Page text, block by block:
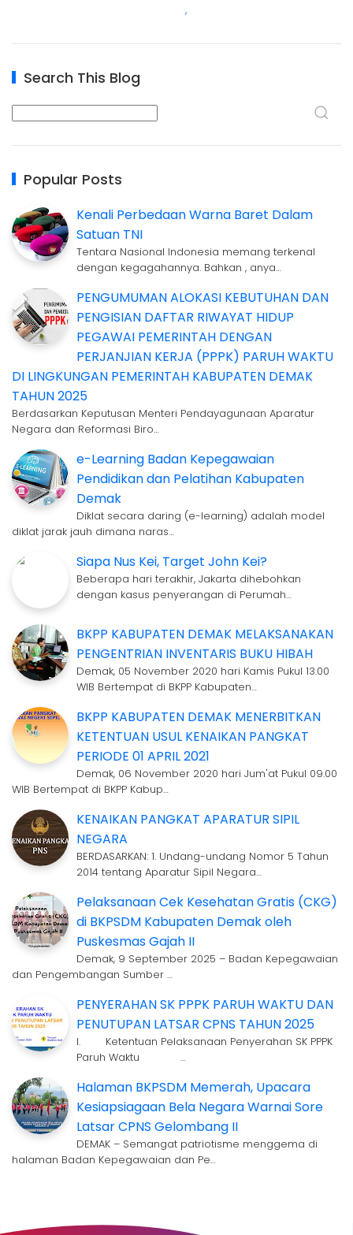
Search This Blog
Popular Posts
Kenali Perbedaan Warna Baret Dalam
Satuan TNI
Tentara Nasional Indonesia memang terkenal
dengan kegagahannya. Bahkan , anya…
PENGUMUMAN ALOKASI KEBUTUHAN DAN
PENGISIAN DAFTAR RIWAYAT HIDUP
PEGAWAI PEMERINTAH DENGAN
PERJANJIAN KERJA (PPPK) PARUH WAKTU
DI LINGKUNGAN PEMERINTAH KABUPATEN DEMAK
TAHUN 2025
Berdasarkan Keputusan Menteri Pendayagunaan Aparatur
Negara dan Reformasi Biro…
e-Learning Badan Kepegawaian
Pendidikan dan Pelatihan Kabupaten
Demak
Diklat secara daring (e-learning) adalah model
diklat jarak jauh dimana naras…
Siapa Nus Kei, Target John Kei?
Beberapa hari terakhir, Jakarta dihebohkan
dengan kasus penyerangan di Perumah…
BKPP KABUPATEN DEMAK MELAKSANAKAN
PENGENTRIAN INVENTARIS BUKU HIBAH
Demak, 05 November 2020 hari Kamis Pukul 13.00
WIB Bertempat di BKPP Kabupaten…
BKPP KABUPATEN DEMAK MENERBITKAN
KETENTUAN USUL KENAIKAN PANGKAT
PERIODE 01 APRIL 2021
Demak, 06 November 2020 hari Jum'at Pukul 09.00
WIB Bertempat di BKPP Kabup…
KENAIKAN PANGKAT APARATUR SIPIL
NEGARA
BERDASARKAN: 1. Undang-undang Nomor 5 Tahun
2014 tentang Aparatur Sipil Negara…
Pelaksanaan Cek Kesehatan Gratis (CKG)
di BKPSDM Kabupaten Demak oleh
Puskesmas Gajah II
Demak, 9 September 2025 – Badan Kepegawaian
dan Pengembangan Sumber …
PENYERAHAN SK PPPK PARUH WAKTU DAN
PENUTUPAN LATSAR CPNS TAHUN 2025
I. Ketentuan Pelaksanaan Penyerahan SK PPPK
Paruh Waktu …
Halaman BKPSDM Memerah, Upacara
Kesiapsiagaan Bela Negara Warnai Sore
Latsar CPNS Gelombang II
DEMAK – Semangat patriotisme menggema di
halaman Badan Kepegawaian dan Pe…